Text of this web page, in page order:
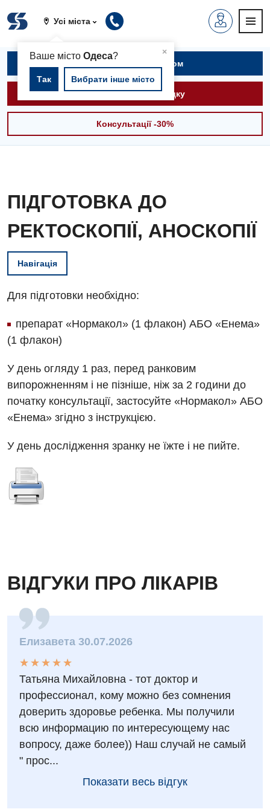
Усі міста
×
Ваше містоОдеса?
Так Вибрати інше місто
Заходи БПР
Інтернатура
Енциклопедія
Діагностика
Ангіографічні дослідження
Діагностичне відділення
Магнітно-резонансна томографія
Мамографія
Нейросонографія
Рентгенографія
УЗД
Для дорослих
Акушерство і гінекологія
Відділ госпіталізації
Гінекологічне відділення
Денний стаціонар
Діагностичне відділення
Ендоскопічне відділення
Онкологічне відділлення
Офтальмологічне відділення
Педіатричне відділення
Терапевтичне відділення
Травматологічне відділення
Декларування
Лікування гострого інфаркту
Українська
Російська
Записатися на прийом
Викликати швидку
Консультації -30%
ПІДГОТОВКА ДО
РЕКТОСКОПІЇ, АНОСКОПІЇ
Навігація
Для підготовки необхідно:
препарат «Нормакол» (1 флакон) АБО «Енема»
(1 флакон)
У день огляду 1 раз, перед ранковим
випорожненням і не пізніше, ніж за 2 години до
початку консультації, застосуйте «Нормакол» АБО
«Енема» згідно з інструкцією.
У день дослідження зранку не їжте і не пийте.
ВІДГУКИ ПРО ЛІКАРІВ
Елизавета 30.07.2026
★
★
★
★
★
★ ★ ★ ★ ★
Татьяна Михайловна - тот доктор и
профессионал, кому можно без сомнения
доверить здоровье ребенка. Мы получили
всю информацию по интересующему нас
вопросу, даже более)) Наш случай не самый
" прос...
Показати весь відгук